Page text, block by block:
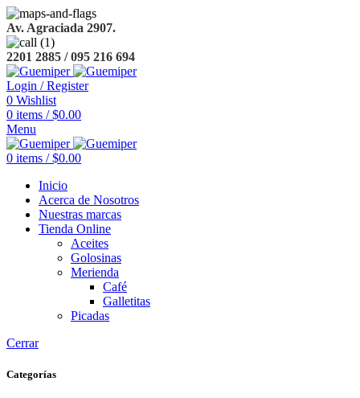
Av. Agraciada 2907.
2201 2885 / 095 216 694
Login / Register
0 Wishlist
0 items / $0.00
Menu
0 items / $0.00
Inicio
Acerca de Nosotros
Nuestras marcas
Tienda Online
Aceites
Golosinas
Merienda
Café
Galletitas
Picadas
Cerrar
Categorías